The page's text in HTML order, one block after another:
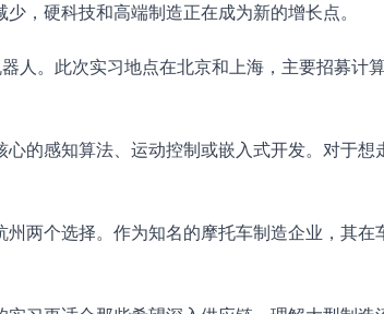
，硬科技和高端制造正在成为新的增长点。
人。此次实习地点在北京和上海，主要招募计
的感知算法、运动控制或嵌入式开发。对于想
州两个选择。作为知名的摩托车制造企业，其在